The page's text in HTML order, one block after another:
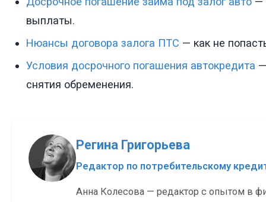
выплаты.
Нюансы договора залога ПТС — как не
Условия досрочного погашения автокредита
снятия обременения.
Регина Григорьева
Редактор по потребительскому
Анна Колесова — редактор с опытом в